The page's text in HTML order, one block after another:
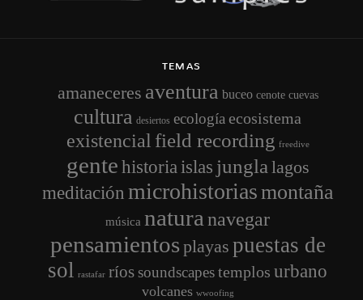
TEMAS
amaneceres aventura buceo cenote cuevas
cultura desiertos ecología ecosistema
existencial field recording freedive
gentehistoria islas jungla lagos
meditación microhistoriasmontaña
música natura navegar
pensamientos playas puestas de
sol rastafar ríos soundscapestemplos urbano
volcanes wwoofing